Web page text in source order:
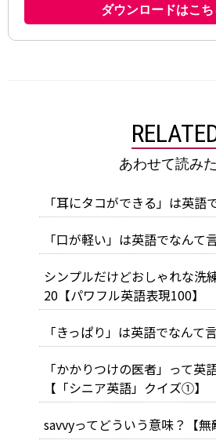
あわせて読み
「耳にタコができる」は英語
「口が軽い」は英語でなんて
シンプルだけどおしゃれな洗
20【パワフル英語表現100】
「きっぱり」は英語でなんて
「かかりつけの医者」って英
【「シニア英語」クイズ①】
savvyってどういう意味？【無